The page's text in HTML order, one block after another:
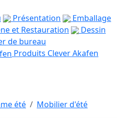
Présentation
Emballage
et Restauration
Dessin
de bureau
Produits Clever Akafen
été Mobilier d'été